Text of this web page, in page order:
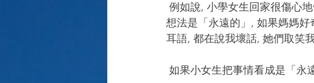
例如說, 小學女生回家很傷心
想法是「永遠的」, 如果媽媽
耳語, 都在說我壞話, 她們取笑
如果小女生把事情看成是「永